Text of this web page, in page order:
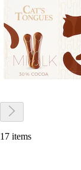
17 items